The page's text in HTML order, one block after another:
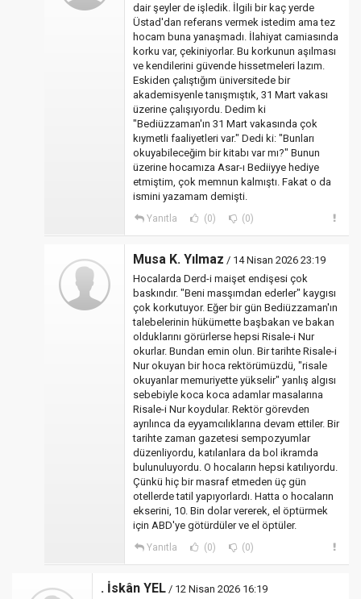
dair şeyler de işledik. İlgili bir kaç yerde
Üstad'dan referans vermek istedim ama tez
hocam buna yanaşmadı. İlahiyat camiasında
korku var, çekiniyorlar. Bu korkunun aşılması
ve kendilerini güvende hissetmeleri lazım.
Eskiden çalıştığım üniversitede bir
akademisyenle tanışmıştık, 31 Mart vakası
üzerine çalışıyordu. Dedim ki
"Bediüzzaman'ın 31 Mart vakasında çok
kıymetli faaliyetleri var." Dedi ki: "Bunları
okuyabileceğim bir kitabı var mı?" Bunun
üzerine hocamıza Asar-ı Bediiyye hediye
etmiştim, çok memnun kalmıştı. Fakat o da
ismini yazamam demişti.
Yanıtla (0) (0)
Musa K. Yılmaz / 14 Nisan 2026 23:19
Hocalarda Derd-i maişet endişesi çok
baskındır. "Beni masşımdan ederler" kaygısı
çok korkutuyor. Eğer bir gün Bediüzzaman'ın
talebelerinin hükümette başbakan ve bakan
olduklarını görürlerse hepsi Risale-i Nur
okurlar. Bundan emin olun. Bir tarihte Risale-i
Nur okuyan bir hoca rektörümüzdü, "risale
okuyanlar memuriyette yükselir" yanlış algısı
sebebiyle koca koca adamlar masalarına
Risale-i Nur koydular. Rektör görevden
ayrılınca da eyyamcılıklarına devam ettiler. Bir
tarihte zaman gazetesi sempozyumlar
düzenliyordu, katılanlara da bol ikramda
bulunuluyordu. O hocaların hepsi katılıyordu.
Çünkü hiç bir masraf etmeden üç gün
otellerde tatil yapıyorlardı. Hatta o hocaların
ekserini, 10. Bin dolar vererek, el öptürmek
için ABD'ye götürdüler ve el öptüler.
Yanıtla (0) (0)
. İskân YEL / 12 Nisan 2026 16:19